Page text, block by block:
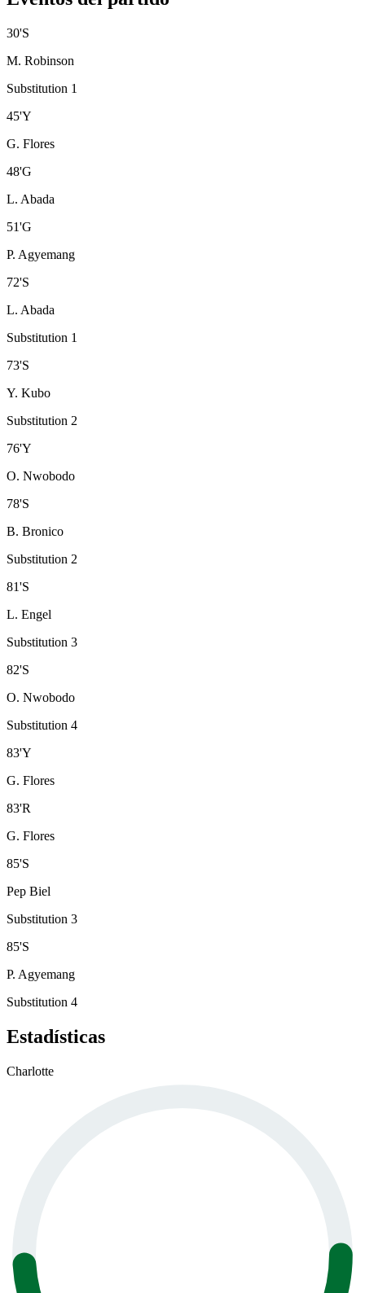
30'S
M. Robinson
Substitution 1
45'Y
G. Flores
48'G
L. Abada
51'G
P. Agyemang
72'S
L. Abada
Substitution 1
73'S
Y. Kubo
Substitution 2
76'Y
O. Nwobodo
78'S
B. Bronico
Substitution 2
81'S
L. Engel
Substitution 3
82'S
O. Nwobodo
Substitution 4
83'Y
G. Flores
83'R
G. Flores
85'S
Pep Biel
Substitution 3
85'S
P. Agyemang
Substitution 4
Estadísticas
Charlotte